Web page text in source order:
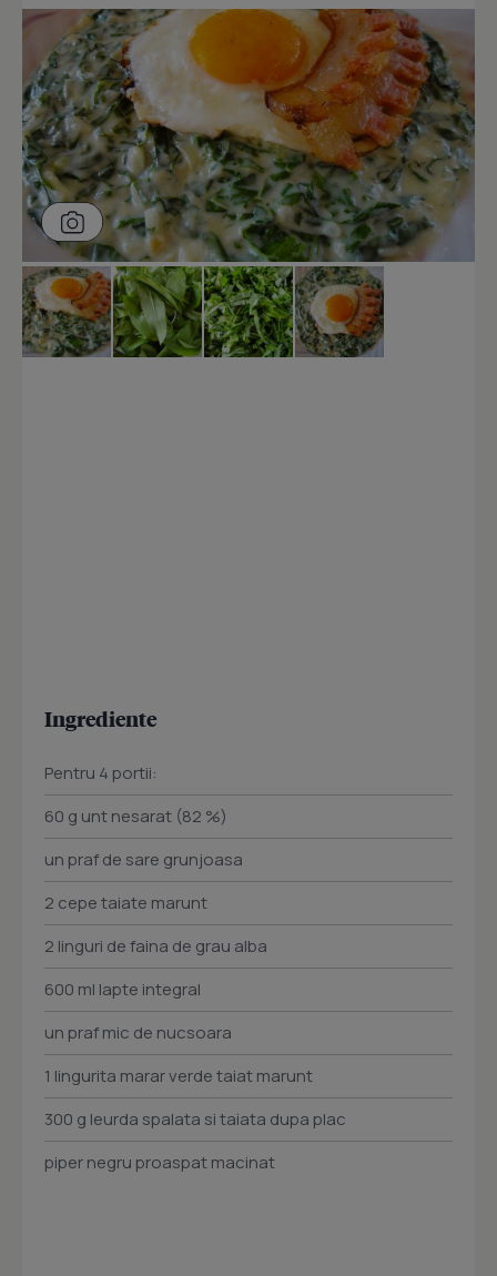
Ingrediente
Pentru 4 portii:
60 g unt nesarat (82 %)
un praf de sare grunjoasa
2 cepe taiate marunt
2 linguri de faina de grau alba
600 ml lapte integral
un praf mic de nucsoara
1 lingurita marar verde taiat marunt
300 g leurda spalata si taiata dupa plac
piper negru proaspat macinat